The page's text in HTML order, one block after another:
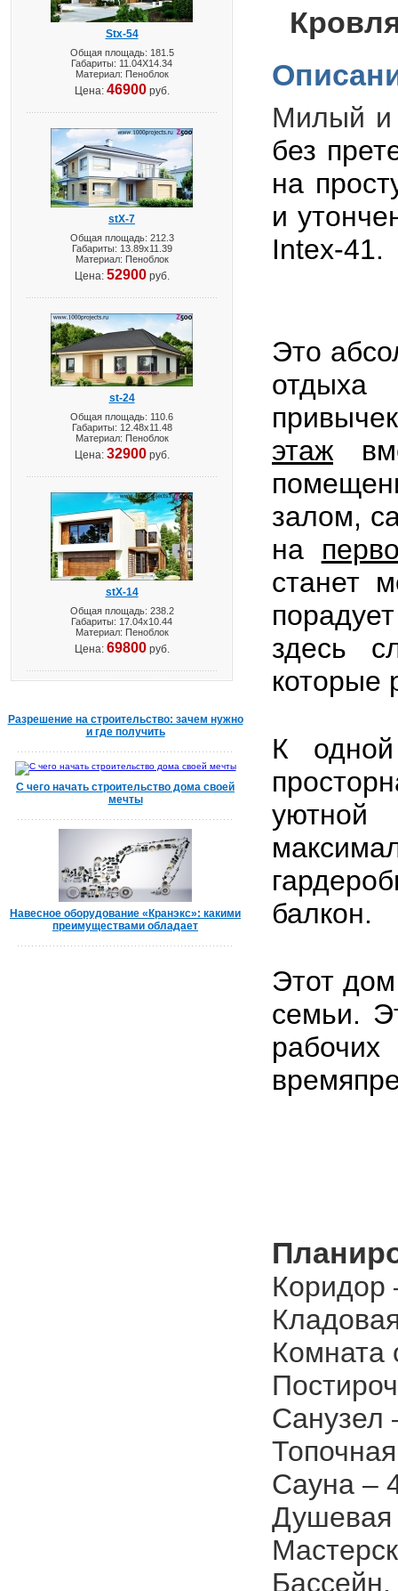
Stx-54
Общая площадь: 181.5
Габариты: 11.04X14.34
Материал: Пеноблок
Цена: 46900руб.
stX-7
Общая площадь: 212.3
Габариты: 13.89х11.39
Материал: Пеноблок
Цена: 52900руб.
st-24
Общая площадь: 110.6
Габариты: 12.48х11.48
Материал: Пеноблок
Цена: 32900руб.
stX-14
Общая площадь: 238.2
Габариты: 17.04х10.44
Материал: Пеноблок
Цена: 69800руб.
Разрешение на строительство: зачем нужно
и где получить
С чего начать строительство дома своей
мечты
Навесное оборудование «Кранэкс»: какими
преимуществами обладает
Милый и
без
на
и
Intex-41.
Это
отдыха
этаж
залом,
на
станет
здесь
которые
К
уютной
балкон.
Этот дом
семьи.
Коридор
Комната
Санузел
Сауна –
Душевая
Бассейн.